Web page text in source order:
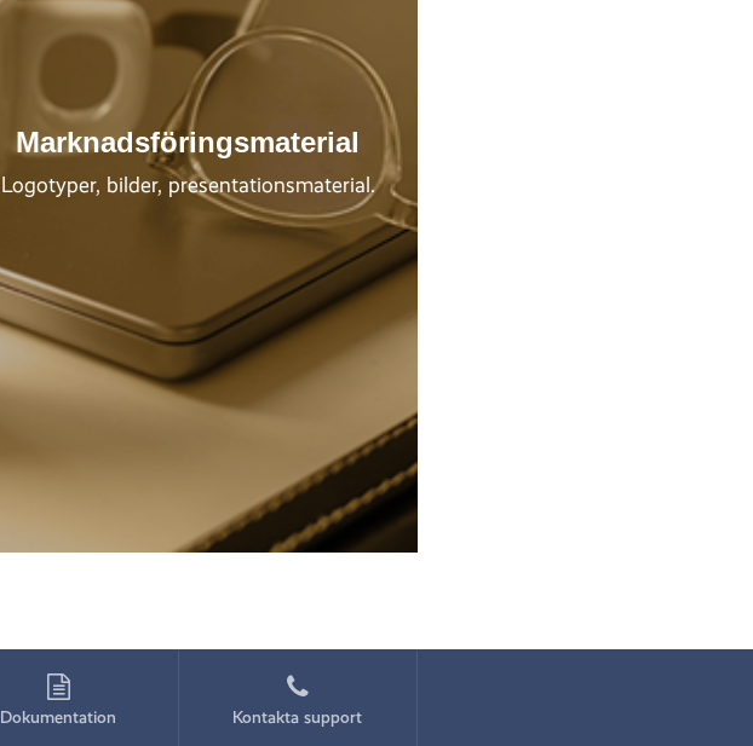
Marknadsföringsmaterial
Logotyper, bilder, presentationsmaterial.
Dokumentation Kontakta support